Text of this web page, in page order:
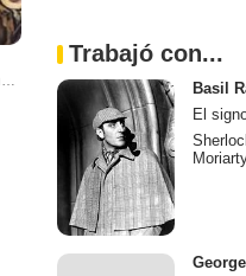
Trabajó con...
Basil
El